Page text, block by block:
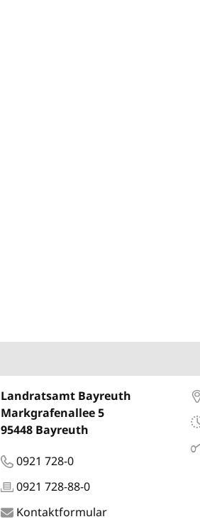
Landratsamt Bayreuth
Markgrafenallee 5
95448 Bayreuth
0921 728-0
0921 728-88-0
Kontaktformular